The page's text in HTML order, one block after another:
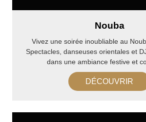
Nouba
Vivez une soirée inoubliable au
Spectacles, danseuses orientales et
dans une ambiance festive et
DÉCOUVRIR